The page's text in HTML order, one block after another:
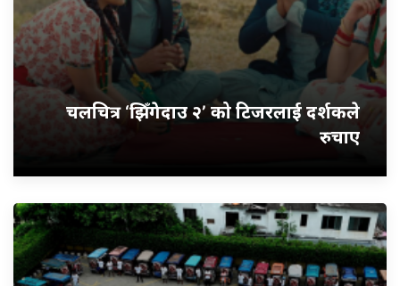
चलचित्र ‘झिँगेदाउ २’ को टिजरलाई दर्शकले
रुचाए